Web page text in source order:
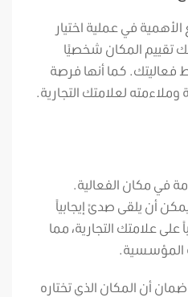
الأهمية في عملية اختيار
تقييم المكان شخصيًا
كما أنها فرصة
وملاءمته لعلامتك التجارية.
في مكان الفعالية.
أن يلقى صدىً إيجابياً
علامتك التجارية، مما
المؤسسية.
أن المكان الذي تختاره